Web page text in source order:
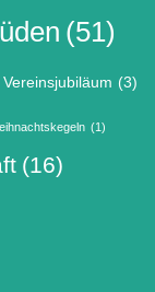
(51)
Vereinsjubiläum (3)
(1)
(16)